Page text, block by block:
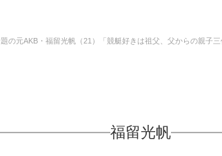
の元AKB・福留光帆（21）「競艇好きは祖父、父からの親子
福留光帆